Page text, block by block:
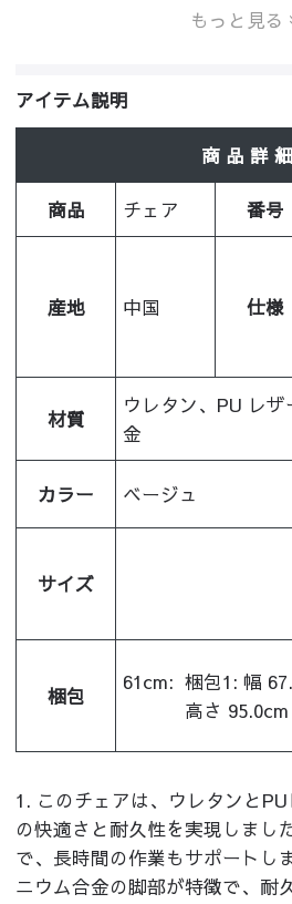
もっと見る
アイテム説明
商 品 詳 細
商品 チェア 番号
産地 中国 仕様
材質
ウレタン、PU レ
金
カラー ベージュ
サイズ
梱包
61cm: 梱包1: 幅
高さ
1. このチェアは、ウレタンと
の快適さと耐久性を実現しまし
で、長時間の作業もサポートし
ニウム合金の脚部が特徴で、耐